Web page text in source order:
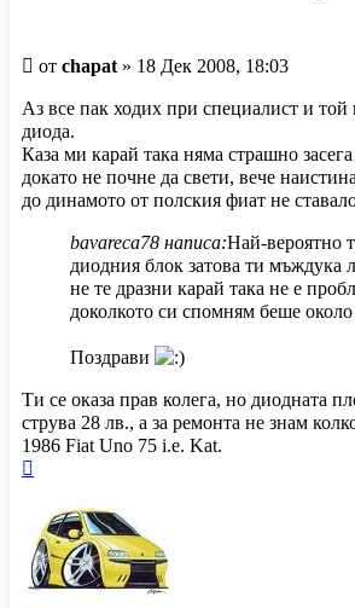
Мнение
от chapat » 18 Дек 2008, 18:03
Аз все пак ходих при специалист и той
диода.
Каза ми карай така няма страшно
докато не почне да свети, вече
до динамото от полския фиат не
bavareca78 написа:Най-вероятно
диодния блок затова ти мъждука
не те дразни карай така не е
доколкото си спомням беше
Поздрави
Ти се оказа прав колега, но диодната
струва 28 лв., а за ремонта не знам
1986 Fiat Uno 75 i.e. Kat.
началото